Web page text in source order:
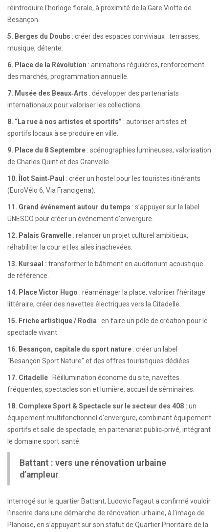
réintroduire l’horloge florale, à proximité de la Gare Viotte de
Besançon.
5. Berges du Doubs : créer des espaces conviviaux : terrasses,
musique, détente.
6. Place de la Révolution : animations régulières, renforcement
des marchés, programmation annuelle.
7. Musée des Beaux‑Arts : développer des partenariats
internationaux pour valoriser les collections.
8. “La rue à nos artistes et sportifs” : autoriser artistes et
sportifs locaux à se produire en ville.
9. Place du 8 Septembre : scénographies lumineuses, valorisation
de Charles Quint et des Granvelle.
10. Îlot Saint‑Paul : créer un hostel pour les touristes itinérants
(EuroVélo 6, Via Francigena).
11. Grand événement autour du temps : s’appuyer sur le label
UNESCO pour créer un événement d’envergure.
12. Palais Granvelle : relancer un projet culturel ambitieux,
réhabiliter la cour et les ailes inachevées.
13. Kursaal : transformer le bâtiment en auditorium acoustique
de référence.
14. Place Victor Hugo : réaménager la place, valoriser l’héritage
littéraire, créer des navettes électriques vers la Citadelle.
15. Friche artistique / Rodia : en faire un pôle de création pour le
spectacle vivant.
16. Besançon, capitale du sport nature : créer un label
“Besançon Sport Nature” et des offres touristiques dédiées.
17. Citadelle : Réillumination économe du site, navettes
fréquentes, spectacles son et lumière, accueil de séminaires.
18. Complexe Sport & Spectacle sur le secteur des 408 : un
équipement multifonctionnel d’envergure, combinant équipement
sportifs et salle de spectacle, en partenariat public‑privé, intégrant
le domaine sport‑santé.
Battant : vers une rénovation urbaine
d’ampleur
Interrogé sur le quartier Battant, Ludovic Fagaut a confirmé vouloir
l’inscrire dans une démarche de rénovation urbaine, à l’image de
Planoise, en s’appuyant sur son statut de Quartier Prioritaire de la